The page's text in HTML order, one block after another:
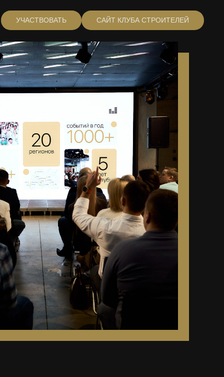
УЧАСТВОВАТЬ САЙТ КЛУБА СТРОИТЕЛЕЙ